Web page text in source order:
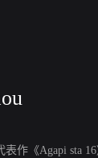
表作《Agapi sta